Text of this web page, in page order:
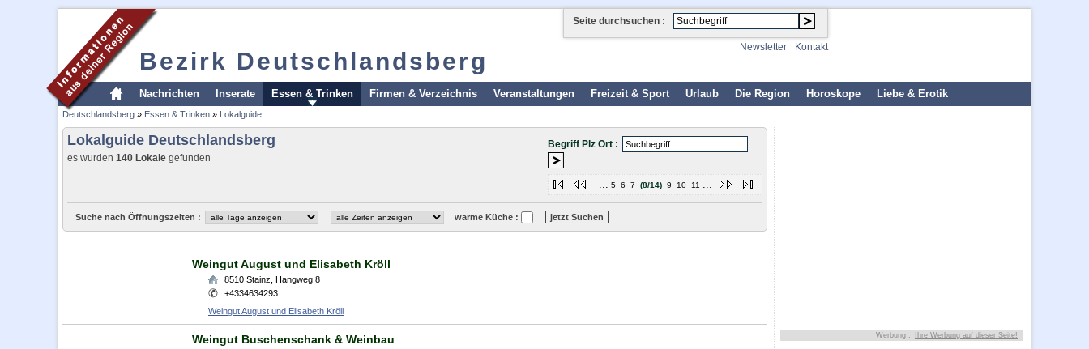
Bezirk Deutschlandsberg
Seite durchsuchen :
Newsletter Kontakt
Nachrichten Inserate Essen & Trinken Firmen & Verzeichnis Veranstaltungen Freizeit & Sport Urlaub Die Region Horoskope Liebe & Erotik
Deutschlandsberg » Essen & Trinken » Lokalguide
Lokalguide Deutschlandsberg
es wurden 140 Lokale gefunden
Begriff Plz Ort :
... 5 6 7 (8/14) 9 10 11 ...
Suche nach Öffnungszeiten : warme Küche :
Weingut August und Elisabeth Kröll
8510 Stainz Hangweg 8
+4334634293
Weingut August und Elisabeth Kröll
Weingut Buschenschank & Weinbau Werbung : Ihre Werbung auf dieser Seite!